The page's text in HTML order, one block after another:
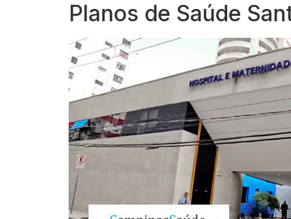
Planos de Saúde